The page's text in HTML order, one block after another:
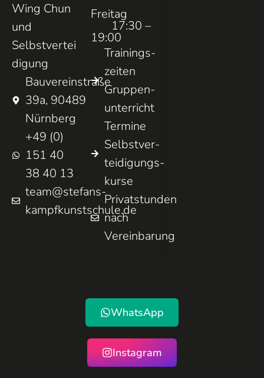
Wing Chun
und
Selbstvertei
digung
Bauvereinstraße
39a, 90489
Nürnberg
+49 (0)
151 40
38 40 13
team@stefans-
kampfkunstschule.de
Freitag
17:30 –
19:00
Trainings­
zeiten
Gruppen­
unterricht
Termine
Selbst­ver­
teidigungs­
kurse
Privatstunden
nach
Vereinbarung
WhatsApp
Instagram